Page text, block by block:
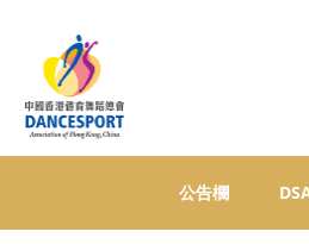
公告欄